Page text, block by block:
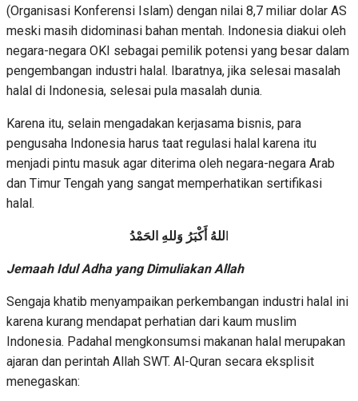
(Organisasi Konferensi Islam) dengan nilai 8,7 miliar dolar AS
meski masih didominasi bahan mentah. Indonesia diakui oleh
negara-negara OKI sebagai pemilik potensi yang besar dalam
pengembangan industri halal. Ibaratnya, jika selesai masalah
halal di Indonesia, selesai pula masalah dunia.
Karena itu, selain mengadakan kerjasama bisnis, para
pengusaha Indonesia harus taat regulasi halal karena itu
menjadi pintu masuk agar diterima oleh negara-negara Arab
dan Timur Tengah yang sangat memperhatikan sertifikasi
halal.
اللهُ أَكْبَرُ وَللهِ الحَمْدُ
Jemaah Idul Adha yang Dimuliakan Allah
Sengaja khatib menyampaikan perkembangan industri halal ini
karena kurang mendapat perhatian dari kaum muslim
Indonesia. Padahal mengkonsumsi makanan halal merupakan
ajaran dan perintah Allah SWT. Al-Quran secara eksplisit
menegaskan: